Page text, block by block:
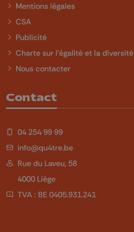
Mentions légales
CSA
Publicité
Charte sur l'égalité et la diversité
Nous contacter
Contact
04 254 99 99
info@qu4tre.be
Rue du Laveu, 58
4000 Liège
TVA : BE 0405.931.241